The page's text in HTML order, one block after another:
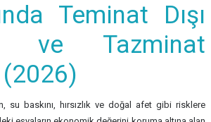
Teminat Dışı
ve Tazminat
su baskını, hırsızlık ve doğal afet gibi risklere